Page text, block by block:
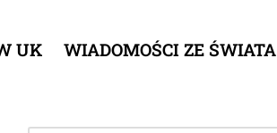
UK
WIADOMOŚCI ZE ŚWIATA